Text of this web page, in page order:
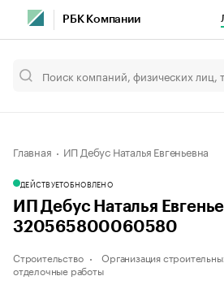
РБК Компании
Главная ИП Дебус Наталья Евгеньевна
ДЕЙСТВУЕТОБНОВЛЕНО
ИП Дебус Наталья
320565800060580
Строительство Организация
отделочные работы